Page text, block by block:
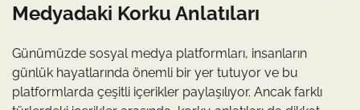
Medyadaki Korku Anlatıları
Günümüzde sosyal medya platformları, insanların
günlük hayatlarında önemli bir yer tutuyor ve bu
platformlarda çeşitli içerikler paylaşılıyor. Ancak farklı